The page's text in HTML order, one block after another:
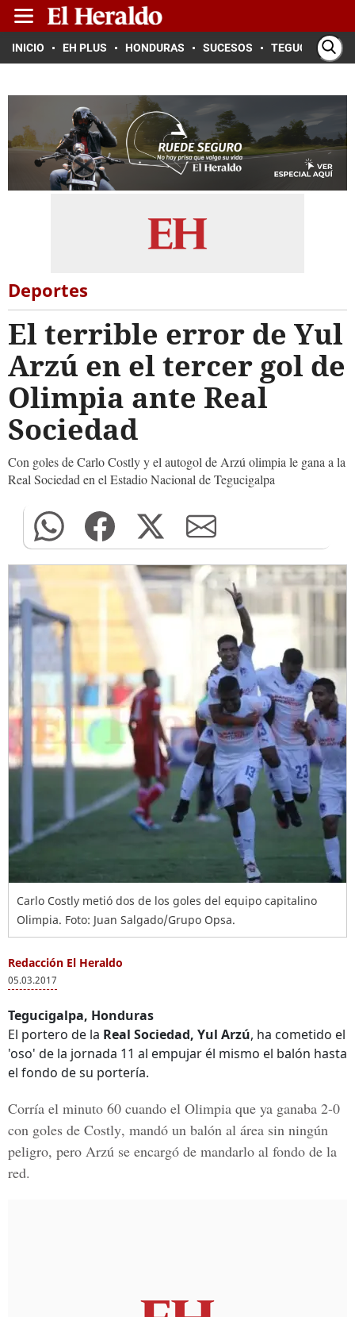
INICIO EH PLUS HONDURAS SUCESOS TEGUCIGALPA
Deportes
El terrible error de Yul
Arzú en el tercer gol de
Olimpia ante Real
Sociedad
Con goles de Carlo Costly y el autogol de Arzú olimpia le gana a la
Real Sociedad en el Estadio Nacional de Tegucigalpa
Carlo Costly metió dos de los goles del equipo capitalino
Olimpia. Foto: Juan Salgado/Grupo Opsa.
Redacción El Heraldo
05.03.2017
Tegucigalpa, Honduras
El portero de la Real Sociedad, Yul Arzú, ha cometido el
'oso' de la jornada 11 al empujar él mismo el balón hasta
el fondo de su portería.
Corría el minuto 60 cuando el Olimpia que ya ganaba 2-0
con goles de Costly, mandó un balón al área sin ningún
peligro, pero Arzú se encargó de mandarlo al fondo de la
red.